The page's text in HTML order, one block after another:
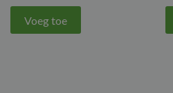
Voeg toe